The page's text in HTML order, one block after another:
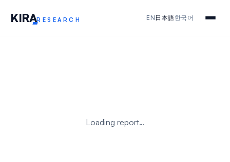
KIRARESEARCH EN 日本語한국어
Loading report…